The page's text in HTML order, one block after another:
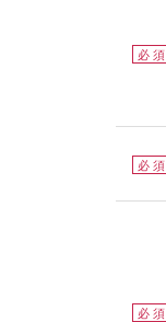
必須
必須
必須